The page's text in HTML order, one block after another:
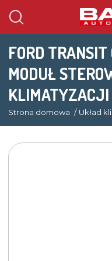
FORD
MODUŁ
Strona domowa Układ